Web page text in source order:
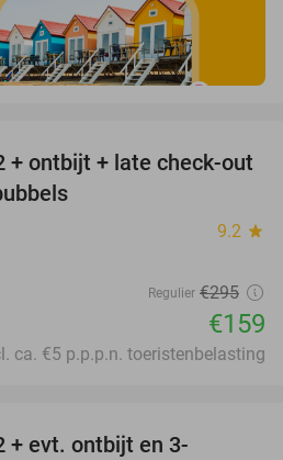
46%
+ ontbijt + late check-out
9.2 star
Regulier €295
€159
ca. €5 p.p.p.n. toeristenbelasting
+ evt. ontbijt en 3-